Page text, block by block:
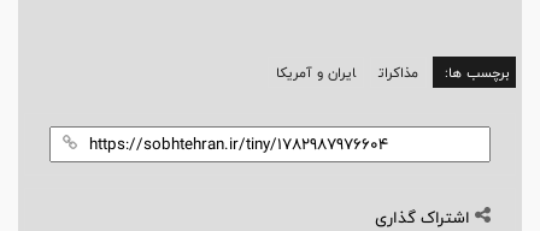
برچسب ها: مذاکرات ایران و آمریکا
اشتراک گذاری